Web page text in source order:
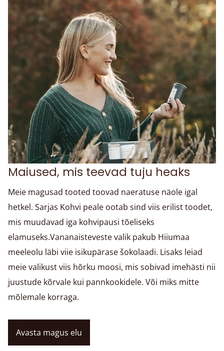
Maiused, mis teevad tuju heaks
Meie magusad tooted toovad naeratuse näole igal
hetkel. Sarjas Kohvi peale ootab sind viis erilist toodet,
mis muudavad iga kohvipausi tõeliseks
elamuseks.Vananaisteveste valik pakub Hiiumaa
meeleolu läbi viie isikupärase šokolaadi. Lisaks leiad
meie valikust viis hõrku moosi, mis sobivad imehästi nii
juustude kõrvale kui pannkookidele. Või miks mitte
mõlemale korraga.
Avasta magus elu